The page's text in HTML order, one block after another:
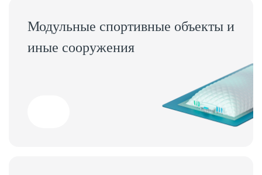
Модульные спортивные объекты и
иные сооружения